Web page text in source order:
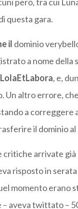
però, tra cui
questa gara.
il dominio
a nome della
LolaEtLabora, e,
Un altro errore,
a correggere
il dominio
critiche arrivate
risposto in
momento erano
– aveva twittato –